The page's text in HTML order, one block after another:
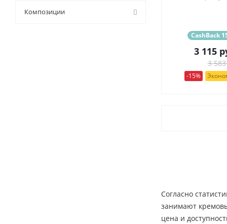
CashBack
3 115
3
-15%
Согласно
занимают
цена и
9 (43)
Композиции